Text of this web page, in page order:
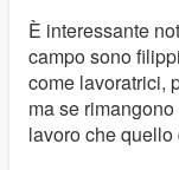
È interessante
campo sono
come lavoratrici,
ma se
lavoro che